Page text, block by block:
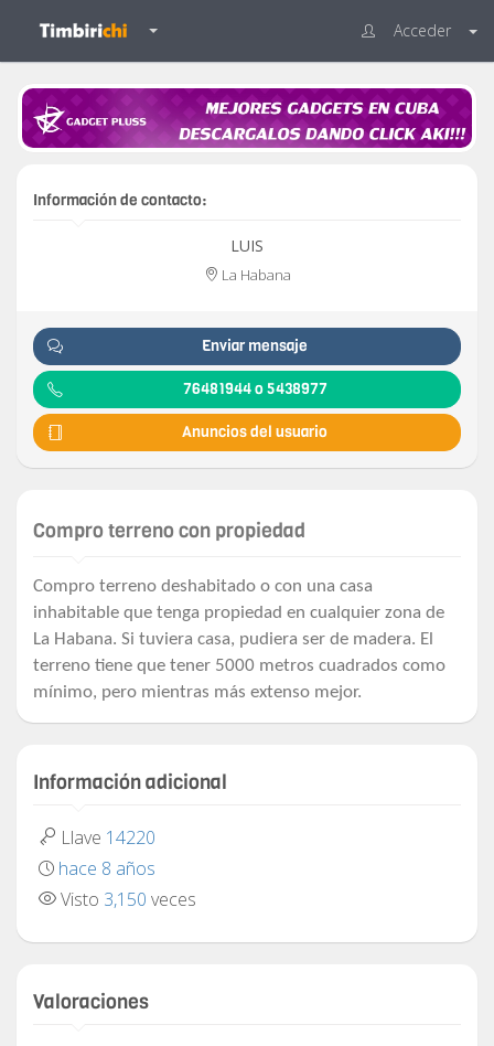
Acceder
Información de contacto:
LUIS
La Habana
Enviar mensaje
76481944 o 5438977
Anuncios del usuario
Compro terreno con propiedad
Compro terreno deshabitado o con una casa
inhabitable que tenga propiedad en cualquier zona de
La Habana. Si tuviera casa, pudiera ser de madera. El
terreno tiene que tener 5000 metros cuadrados como
mínimo, pero mientras más extenso mejor.
Información adicional
Llave 14220
hace 8 años
Visto 3,150 veces
Valoraciones